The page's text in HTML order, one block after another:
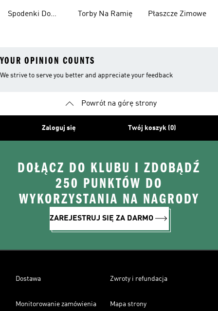
Spodenki Do
Torby Na Ramię Płaszcze Zimowe
YOUR OPINION COUNTS
We strive to serve you better and appreciate your feedback
Powrót na górę strony
Zaloguj się Twój koszyk (0)
DOŁĄCZ DO KLUBU I ZDOBĄDŹ
250 PUNKTÓW DO
WYKORZYSTANIA NA NAGRODY
ZAREJESTRUJ SIĘ ZA DARMO
Dostawa Zwroty i refundacja
Monitorowanie zamówienia Mapa strony